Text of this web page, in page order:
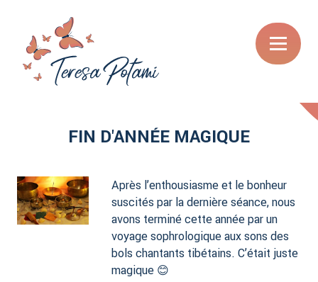
FIN D'ANNÉE MAGIQUE
Après l’enthousiasme et le bonheur
suscités par la dernière séance, nous
avons terminé cette année par un
voyage sophrologique aux sons des
bols chantants tibétains. C’était juste
magique 😊